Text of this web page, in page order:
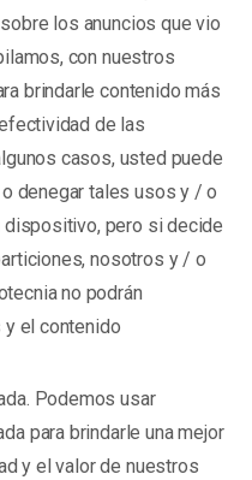
los anuncios que vio
con nuestros
brindarle contenido más
de las
casos, usted puede
denegar tales usos y / o
dispositivo, pero si decide
nosotros y / o
no podrán
el contenido
Podemos usar
para brindarle una mejor
y el valor de nuestros